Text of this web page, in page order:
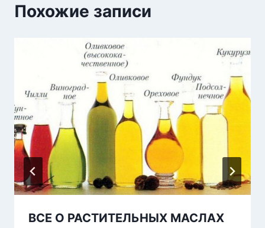
Похожие записи
ВСЕ О РАСТИТЕЛЬНЫХ МАСЛАХ